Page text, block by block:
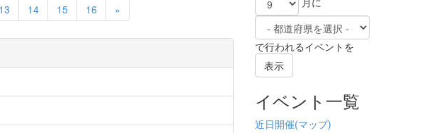
13 14 15 16 »
で行われるイベントを
表示
イベント一覧
近日開催(マップ)